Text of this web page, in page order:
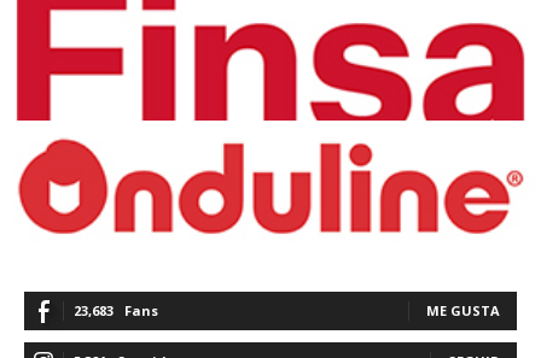
23,683 Fans ME GUSTA